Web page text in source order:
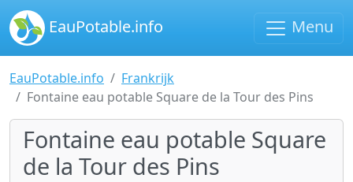
EauPotable.info Menu
EauPotable.info
Frankrijk
Fontaine eau potable Square de la Tour des Pins
Fontaine eau potable Square
de la Tour des Pins